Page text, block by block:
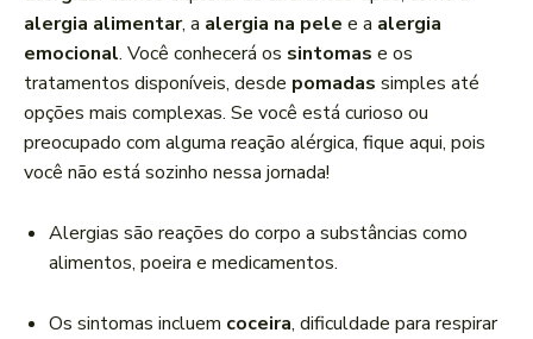
d
e
á
u
d
i
alergia alimentar, a alergia na pele e a alergia
emocional. Você conhecerá os sintomas e os
tratamentos disponíveis, desde pomadas simples até
opções mais complexas. Se você está curioso ou
preocupado com alguma reação alérgica, fique aqui, pois
você não está sozinho nessa jornada!
Alergias são reações do corpo a substâncias como
alimentos, poeira e medicamentos.
Os sintomas incluem coceira, dificuldade para respirar